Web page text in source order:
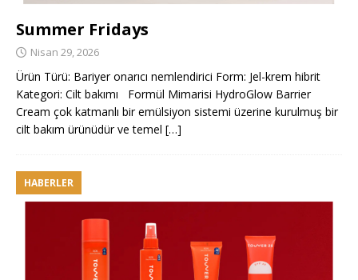
Summer Fridays
Nisan 29, 2026
Ürün Türü: Bariyer onarıcı nemlendirici Form: Jel-krem hibrit
Kategori: Cilt bakımı Formül Mimarisi HydroGlow Barrier
Cream çok katmanlı bir emülsiyon sistemi üzerine kurulmuş bir
cilt bakım ürünüdür ve temel […]
HABERLER